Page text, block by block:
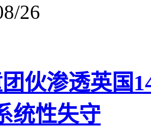
26
伙渗透英国
统性失守